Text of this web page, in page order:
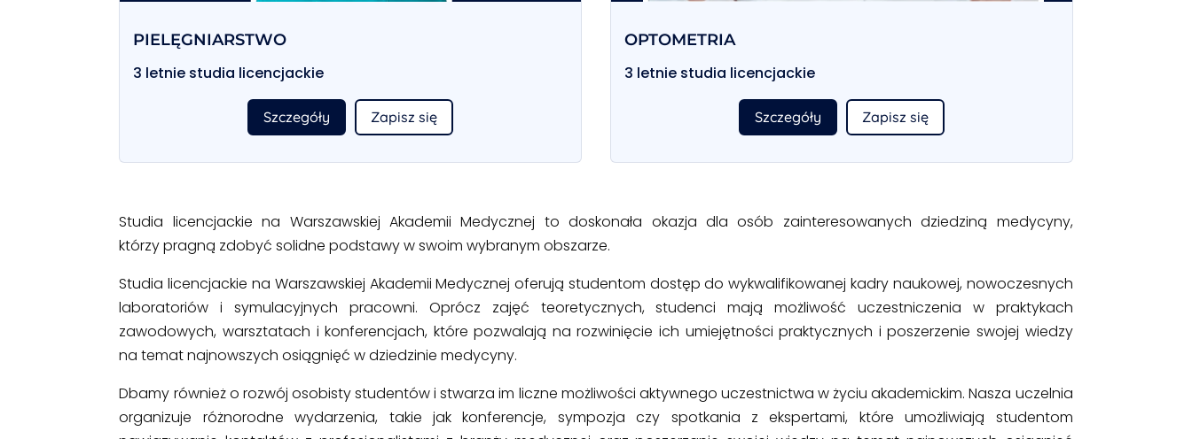
PIELĘGNIARSTWO
3 letnie studia licencjackie
Szczegóły Zapisz się
OPTOMETRIA
3 letnie studia licencjackie
Szczegóły Zapisz się
Studia licencjackie na Warszawskiej Akademii Medycznej to doskonała okazja dla osób zainteresowanych dziedziną medycyny,
którzy pragną zdobyć solidne podstawy w swoim wybranym obszarze.
Studia licencjackie na Warszawskiej Akademii Medycznej oferują studentom dostęp do wykwalifikowanej kadry naukowej, nowoczesnych
laboratoriów i symulacyjnych pracowni. Oprócz zajęć teoretycznych, studenci mają możliwość uczestniczenia w praktykach
zawodowych, warsztatach i konferencjach, które pozwalają na rozwinięcieich umiejętności praktycznych i poszerzenie swojej wiedzy
na temat najnowszych osiągnięć w dziedzinie medycyny.
Dbamy również o rozwój osobisty studentów i stwarza im liczne możliwości aktywnego uczestnictwa w życiu akademickim. Nasza uczelnia
organizuje różnorodne wydarzenia, takie jak konferencje, sympozja czy spotkania z ekspertami, które umożliwiają studentom